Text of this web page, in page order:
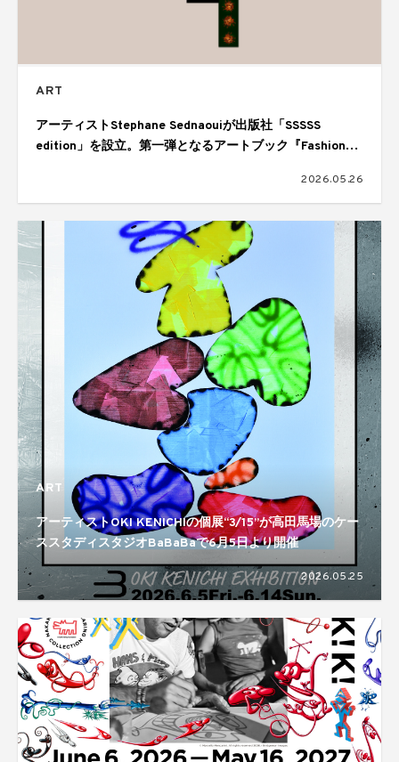
ART
アーティストStephane Sednaouiが出版社「SSSSS
edition」を設立。第一弾となるアートブック『Fashion
2026.05.26
ART
アーティストOKI KENICHIの個展“3/15”が高田馬場のケー
ススタディスタジオBaBaBaで6月5日より開催
2026.05.25